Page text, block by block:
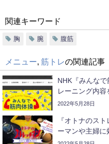
関連キーワード
胸 腕 腹筋
メニュー, 筋トレの関連記事
NHK『みんな
レーニング内容
2022年5月28日
『オトナのス
ーマンや主婦に